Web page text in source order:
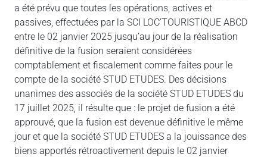
a été prévu que toutes les opérations, actives et
passives, effectuées par la SCI LOC’TOURISTIQUE ABCD
entre le 02 janvier 2025 jusqu’au jour de la réalisation
définitive de la fusion seraient considérées
comptablement et fiscalement comme faites pour le
compte de la société STUD ETUDES. Des décisions
unanimes des associés de la société STUD ETUDES du
17 juillet 2025, il résulte que : le projet de fusion a été
approuvé, que la fusion est devenue définitive le même
jour et que la société STUD ETUDES a la jouissance des
biens apportés rétroactivement depuis le 02 janvier